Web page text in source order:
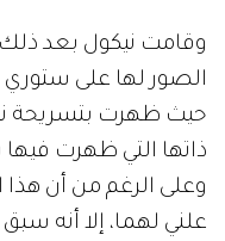
وقامت نيكول بعد
الصور لها على
حيث ظهرت بتسريحة
ذاتها التي ظهرت
وعلى الرغم من أن
علني لهما، إلا أنه